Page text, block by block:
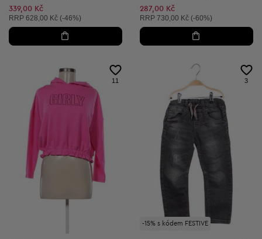
339,00 Kč
Doporučená cena:
RRP 628,00 Kč (-46%)
287,00 Kč
Doporučená cena:
RRP 730,00 Kč (-60%)
11
-15% s kódem FESTIVE
3